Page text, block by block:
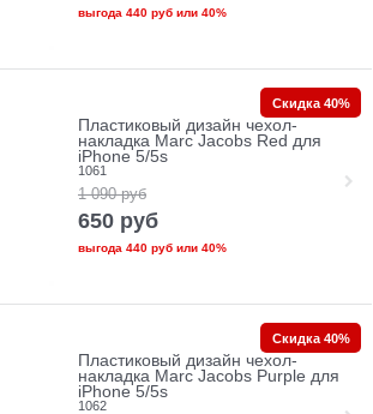
выгода 440 рубили 40%
Пластиковый дизайн чехол-
накладка Marc Jacobs Red для
iPhone 5/5s
1061
1 090 руб
650 руб
выгода 440 рубили 40%
Скидка 40%
Пластиковый дизайн чехол-
накладка Marc Jacobs Purple для
iPhone 5/5s
1062
Скидка 40%